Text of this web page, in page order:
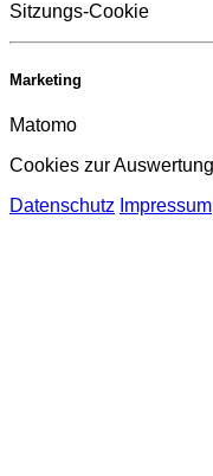
Sitzungs-Cookie
Marketing
Matomo
Cookies zur
Datenschutz Impressum